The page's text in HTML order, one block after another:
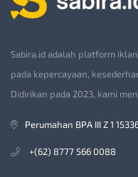
Sabira.id adalah platform
pada kepercayaan,
Didirikan pada 2023, kami
Perumahan BPA III Z 1
+(62) 8777 566 0088